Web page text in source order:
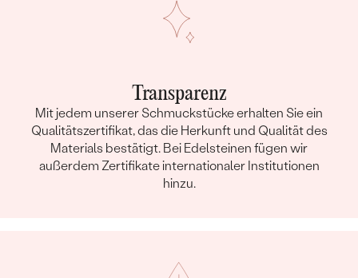
Transparenz
Mit jedem unserer Schmuckstücke erhalten Sie ein
Qualitätszertifikat, das die Herkunft und Qualität des
Materials bestätigt. Bei Edelsteinen fügen wir
außerdem Zertifikate internationaler Institutionen
hinzu.